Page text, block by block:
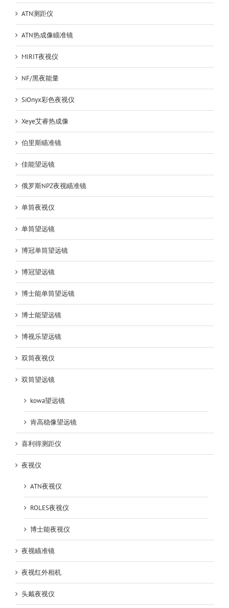
组
机
视
头
ATN测距仪
ATN热成像瞄准镜
MIRIT夜视仪
NF/黑夜能量
SiOnyx彩色夜视仪
Xeye艾睿热成像
伯里斯瞄准镜
佳能望远镜
俄罗斯NPZ夜视瞄准镜
单筒夜视仪
单筒望远镜
博冠单筒望远镜
博冠望远镜
博士能单筒望远镜
博士能望远镜
博视乐望远镜
双筒夜视仪
双筒望远镜
kowa望远镜
肯高稳像望远镜
喜利得测距仪
夜视仪
ATN夜视仪
ROLES夜视仪
博士能夜视仪
夜视瞄准镜
夜视红外相机
头戴夜视仪